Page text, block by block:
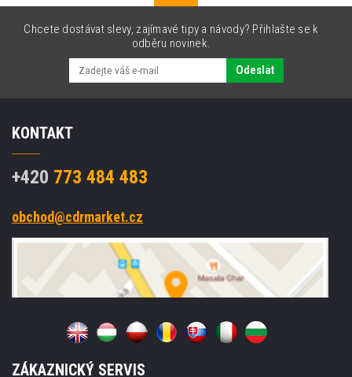
Chcete dostávat slevy, zajímavé tipy a návody? Přihlašte se k
odběru novinek.
Odeslat
KONTAKT
+420 773 484 483
obchod@cdrmarket.cz
ZÁKAZNICKÝ SERVIS